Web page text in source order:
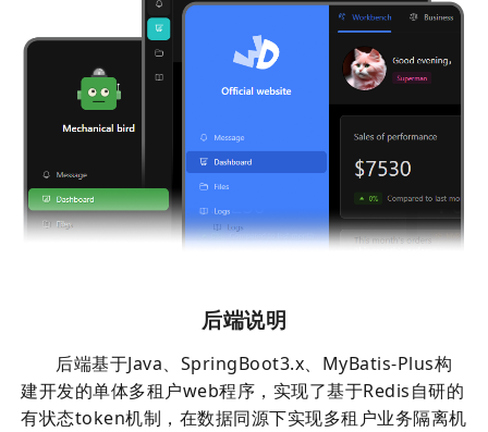
后端说明
后端基于Java、SpringBoot3.x、MyBatis-Plus构
建开发的单体多租户web程序，实现了基于Redis自研的
有状态token机制，在数据同源下实现多租户业务隔离机